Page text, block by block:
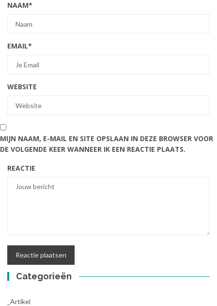
NAAM*
EMAIL*
WEBSITE
MIJN NAAM, E-MAIL EN SITE OPSLAAN IN DEZE BROWSER VOOR
DE VOLGENDE KEER WANNEER IK EEN REACTIE PLAATS.
REACTIE
Categorieën
_Artikel